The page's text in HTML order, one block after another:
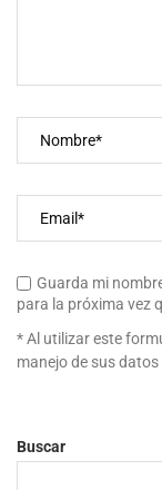
Guarda mi
para la próxima vez
* Al utilizar este
manejo de sus
Buscar